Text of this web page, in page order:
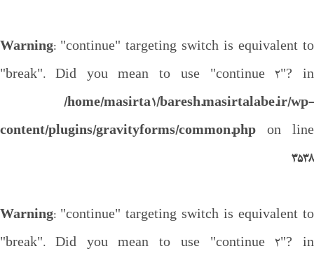
Warning: "continue" targeting switch is equivalent to
"break". Did you mean to use "continue 2"? in
/home/masirta1/baresh.masirtalabe.ir/wp-
content/plugins/gravityforms/common.php on line
3538
Warning: "continue" targeting switch is equivalent to
"break". Did you mean to use "continue 2"? in